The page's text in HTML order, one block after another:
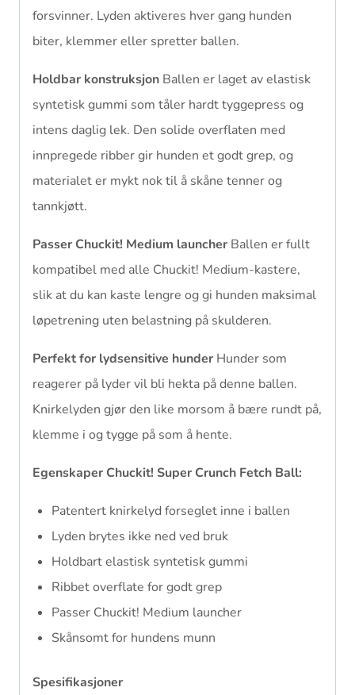
forsvinner. Lyden aktiveres hver gang hunden
biter, klemmer eller spretter ballen.
Holdbar konstruksjon Ballen er laget av elastisk
syntetisk gummi som tåler hardt tyggepress og
intens daglig lek. Den solide overflaten med
innpregede ribber gir hunden et godt grep, og
materialet er mykt nok til å skåne tenner og
tannkjøtt.
Passer Chuckit! Medium launcher Ballen er fullt
kompatibel med alle Chuckit! Medium-kastere,
slik at du kan kaste lengre og gi hunden maksimal
løpetrening uten belastning på skulderen.
Perfekt for lydsensitive hunder Hunder som
reagerer på lyder vil bli hekta på denne ballen.
Knirkelyden gjør den like morsom å bære rundt på,
klemme i og tygge på som å hente.
Egenskaper Chuckit! Super Crunch Fetch Ball:
Patentert knirkelyd forseglet inne i ballen
Lyden brytes ikke ned ved bruk
Holdbart elastisk syntetisk gummi
Ribbet overflate for godt grep
Passer Chuckit! Medium launcher
Skånsomt for hundens munn
Spesifikasjoner